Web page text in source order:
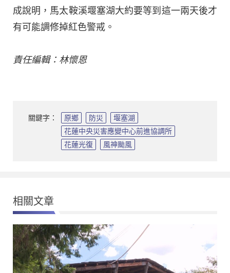
成說明，馬太鞍溪堰塞湖大約要等到這一兩天後才
有可能調修掉紅色警戒。
責任編輯：林懷恩
關鍵字： 原鄉 防災
堰塞湖
花蓮中央災害應變中心前進協調所
花蓮光復
風神颱風
相關文章